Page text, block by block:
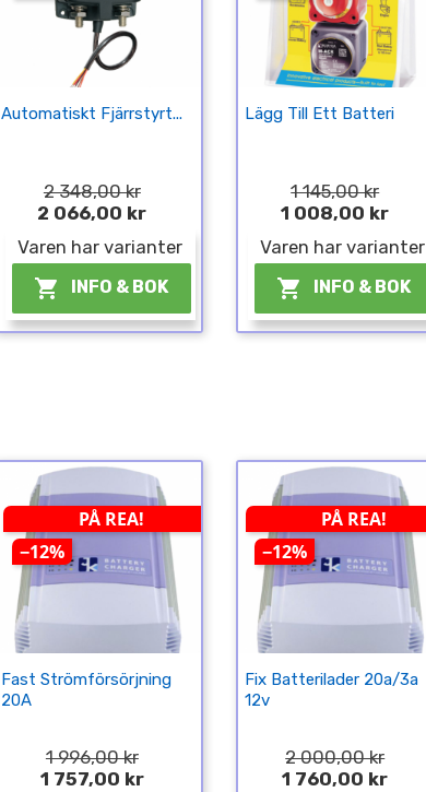
Automatiskt Fjärrstyrt...
2 348,00 kr
2 066,00 kr
Varen har varianter
 INFO & BOK
Lägg Till Ett Batteri
1 145,00 kr
1 008,00 kr
Varen har varianter
 INFO & BOK
PÅ REA!
−12%
Fast Strömförsörjning
20A
1 996,00 kr
1 757,00 kr
PÅ REA!
−12%
Fix Batterilader 20a/3a
12v
2 000,00 kr
1 760,00 kr